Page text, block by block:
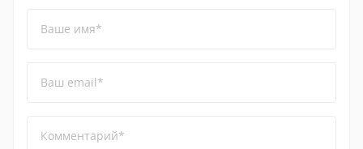
Ваше имя*
Ваш email*
Комментарий*